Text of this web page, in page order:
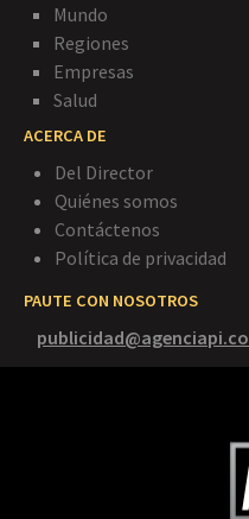
Mundo
Regiones
Empresas
Salud
ACERCA DE
Del Director
Quiénes somos
Contáctenos
Política de privacidad
PAUTE CON NOSOTROS
publicidad@agenciapi.co